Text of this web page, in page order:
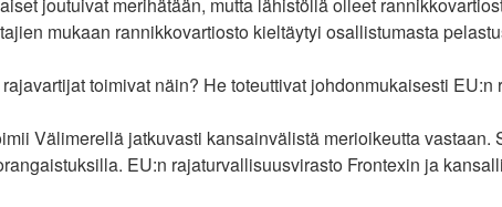
mukaan rannikkovartiosto kieltäytyi osallistumasta
toimivat näin? He toteuttivat johdonmukaisesti EU:n
Välimerellä jatkuvasti kansainvälistä merioikeutta
EU:n rajaturvallisuusvirasto Frontexin ja